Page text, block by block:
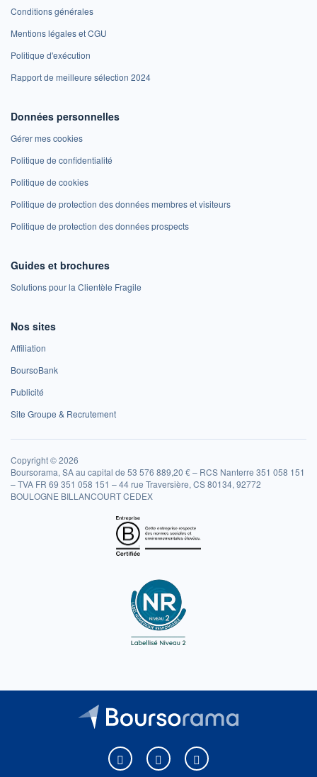
Conditions générales
Mentions légales et CGU
Politique d'exécution
Rapport de meilleure sélection 2024
Données personnelles
Gérer mes cookies
Politique de confidentialité
Politique de cookies
Politique de protection des données membres et visiteurs
Politique de protection des données prospects
Guides et brochures
Solutions pour la Clientèle Fragile
Nos sites
Affiliation
BoursoBank
Publicité
Site Groupe & Recrutement
Copyright © 2026
Boursorama, SA au capital de 53 576 889,20 € – RCS Nanterre 351 058 151
– TVA FR 69 351 058 151 – 44 rue Traversière, CS 80134, 92772
BOULOGNE BILLANCOURT CEDEX
Boursorama sur Facebook
Boursorama sur XBoursorama sur